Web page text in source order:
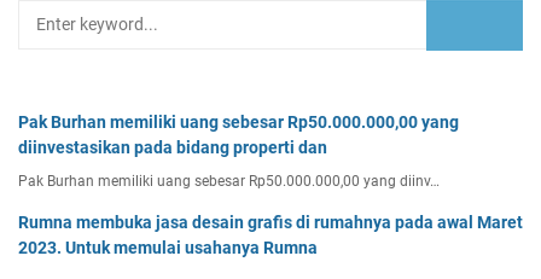
Pak Burhan memiliki uang sebesar Rp50.000.000,00 yang
diinvestasikan pada bidang properti dan
Pak Burhan memiliki uang sebesar Rp50.000.000,00 yang diinv…
Rumna membuka jasa desain grafis di rumahnya pada awal Maret
2023. Untuk memulai usahanya Rumna